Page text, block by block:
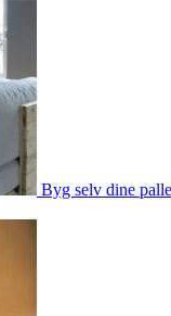
Byg selv dine